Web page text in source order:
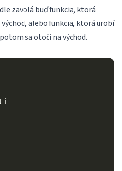
zavolá buď funkcia, ktorá
alebo funkcia, ktorá urobí
sa otočí na východ.